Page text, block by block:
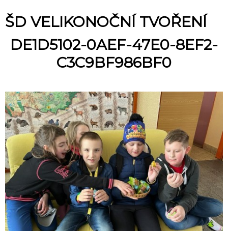
ŠD VELIKONOČNÍ TVOŘENÍ
DE1D5102-0AEF-47E0-8EF2-
C3C9BF986BF0